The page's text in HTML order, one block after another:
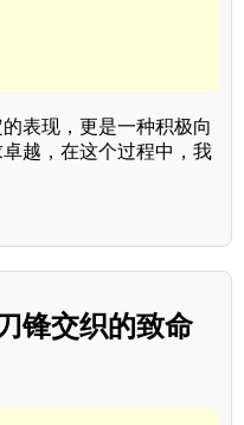
表现，更是一种积极向
越，在这个过程中，我
锋交织的致命